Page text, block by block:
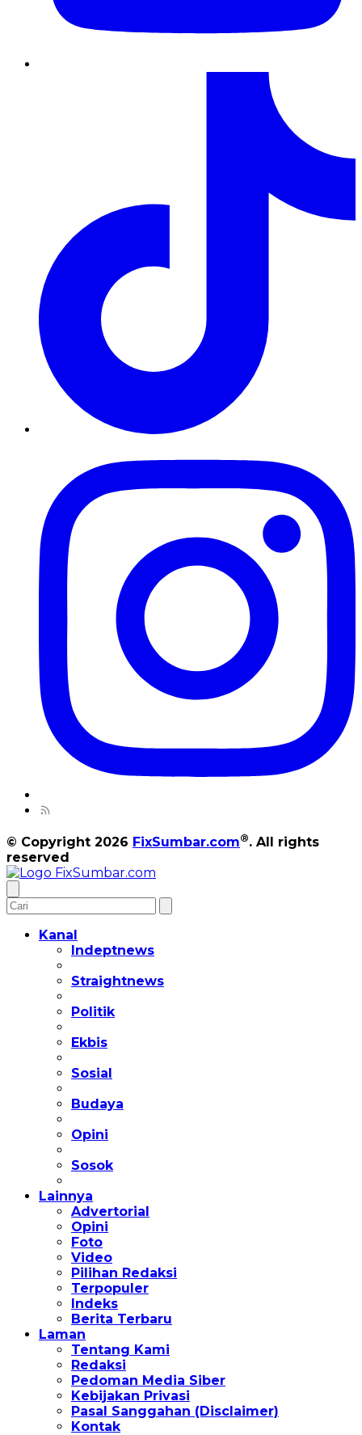
© Copyright 2026 FixSumbar.com®. All rights
reserved
Kanal
Indeptnews
Straightnews
Politik
Ekbis
Sosial
Budaya
Opini
Sosok
Lainnya
Advertorial
Opini
Foto
Video
Pilihan Redaksi
Terpopuler
Indeks
Berita Terbaru
Laman
Tentang Kami
Redaksi
Pedoman Media Siber
Kebijakan Privasi
Pasal Sanggahan (Disclaimer)
Kontak